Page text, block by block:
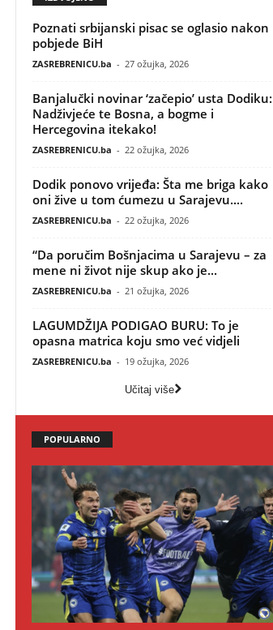
Poznati srbijanski pisac se oglasio nakon
pobjede BiH
ZASREBRENICU.ba - 27 ožujka, 2026
Banjalučki novinar ‘začepio’ usta Dodiku:
Nadživjeće te Bosna, a bogme i
Hercegovina itekako!
ZASREBRENICU.ba - 22 ožujka, 2026
Dodik ponovo vrijeđa: Šta me briga kako
oni žive u tom ćumezu u Sarajevu....
ZASREBRENICU.ba - 22 ožujka, 2026
“Da poručim Bošnjacima u Sarajevu – za
mene ni život nije skup ako je...
ZASREBRENICU.ba - 21 ožujka, 2026
LAGUMDŽIJA PODIGAO BURU: To je
opasna matrica koju smo već vidjeli
ZASREBRENICU.ba - 19 ožujka, 2026
Učitaj više
POPULARNO